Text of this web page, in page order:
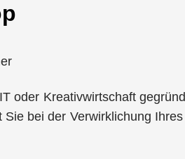
oder Kreativwirtschaft
bei der Verwirklichung